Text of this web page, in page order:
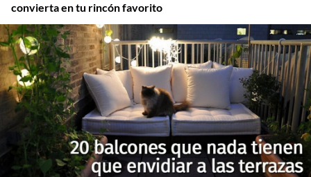
convierta en tu rincón favorito